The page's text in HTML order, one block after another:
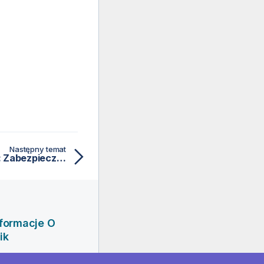
Następny temat
Właściwości dokumentu: Zabezpieczenia
O